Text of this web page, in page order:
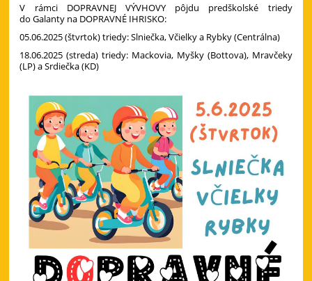
V rámci DOPRAVNEJ VÝVHOVY pôjdu predškolské triedy
do Galanty na DOPRAVNÉ IHRISKO:
05.06.2025 (štvrtok) triedy: Slniečka, Včielky a Rybky (Centrálna)
18.06.2025 (streda) triedy: Mackovia, Myšky (Bottova), Mravčeky
(LP) a Srdiečka (KD)